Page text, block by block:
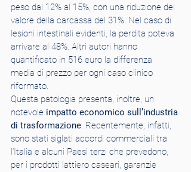
peso dal 12% al 15%, con una riduzione del
valore della carcassa del 31%. Nel caso di
lesioni intestinali evidenti, la perdita poteva
arrivare al 48%. Altri autori hanno
quantificato in 516 euro la differenza
media di prezzo per ogni caso clinico
riformato.
Questa patologia presenta, inoltre, un
notevole impatto economico sull’industria
di trasformazione. Recentemente, infatti,
sono stati siglati accordi commerciali tra
l’Italia e alcuni Paesi terzi che prevedono,
per i prodotti lattiero caseari, garanzie